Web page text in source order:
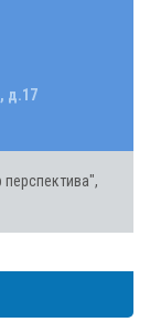
д.17